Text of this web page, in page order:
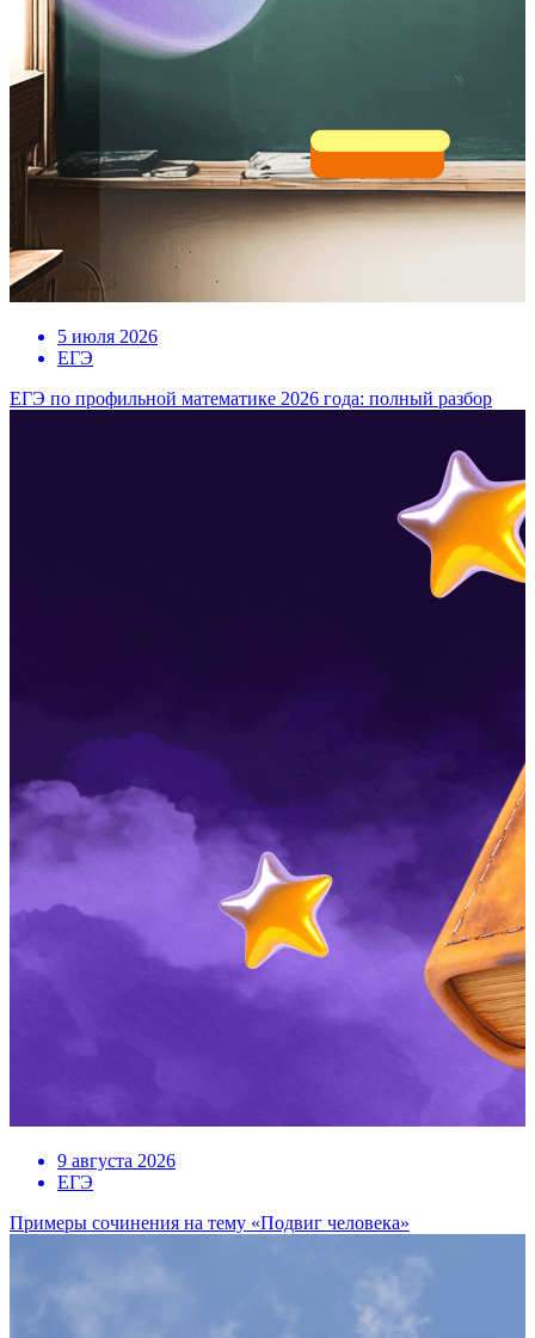
5 июля 2026
ЕГЭ
ЕГЭ по профильной математике 2026 года: полный разбор
9 августа 2026
ЕГЭ
Примеры сочинения на тему «Подвиг человека»